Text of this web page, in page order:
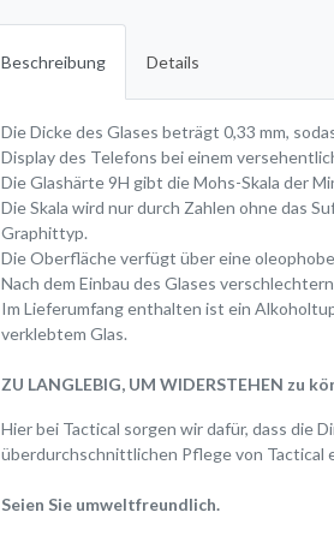
Beschreibung Details
Die Dicke des Glases beträgt 0,33 mm,
Display des Telefons bei einem
Die Glashärte 9H gibt die Mohs-Skala der
Die Skala wird nur durch Zahlen ohne das
Graphittyp.
Die Oberfläche verfügt über eine
Nach dem Einbau des Glases
Im Lieferumfang enthalten ist ein
verklebtem Glas.
ZU LANGLEBIG, UM WIDERSTEHEN zu
Hier bei Tactical sorgen wir dafür, dass die
überdurchschnittlichen Pflege von Tactical
Seien Sie umweltfreundlich.